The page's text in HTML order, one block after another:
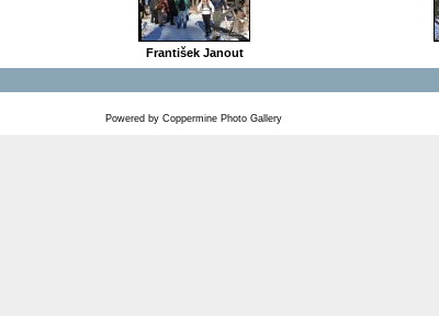
František Janout
Powered by Coppermine Photo Gallery